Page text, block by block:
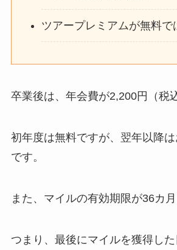
ツアープレミアムが無料で
卒業後は、年会費が2,200円（税
初年度は無料ですが、翌年以降
です。
また、マイルの有効期限が36カ月
つまり、最後にマイルを獲得し